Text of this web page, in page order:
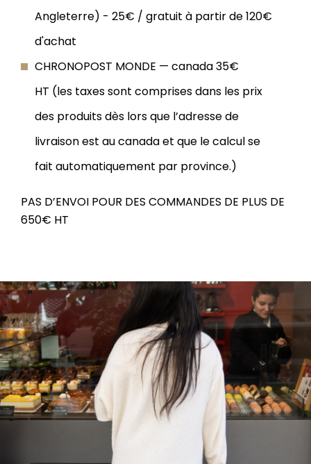
Angleterre) - 25€ / gratuit à partir de 120€
d'achat
CHRONOPOST MONDE — canada 35€
HT (les taxes sont comprises dans les prix
des produits dès lors que l’adresse de
livraison est au canada et que le calcul se
fait automatiquement par province.)
PAS D’ENVOI POUR DES COMMANDES DE PLUS DE
650€ HT